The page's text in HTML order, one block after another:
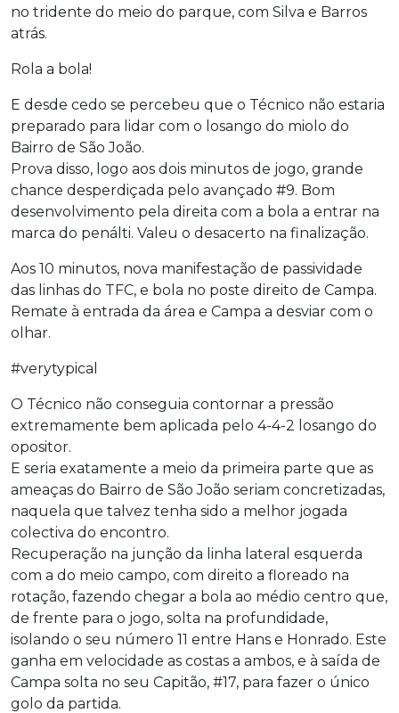
no tridente do meio do parque, com Silva e Barros
atrás.
Rola a bola!
E desde cedo se percebeu que o Técnico não estaria
preparado para lidar com o losango do miolo do
Bairro de São João.
Prova disso, logo aos dois minutos de jogo, grande
chance desperdiçada pelo avançado #9. Bom
desenvolvimento pela direita com a bola a entrar na
marca do penálti. Valeu o desacerto na finalização.
Aos 10 minutos, nova manifestação de passividade
das linhas do TFC, e bola no poste direito de Campa.
Remate à entrada da área e Campa a desviar com o
olhar.
#verytypical
O Técnico não conseguia contornar a pressão
extremamente bem aplicada pelo 4-4-2 losango do
opositor.
E seria exatamente a meio da primeira parte que as
ameaças do Bairro de São João seriam concretizadas,
naquela que talvez tenha sido a melhor jogada
colectiva do encontro.
Recuperação na junção da linha lateral esquerda
com a do meio campo, com direito a floreado na
rotação, fazendo chegar a bola ao médio centro que,
de frente para o jogo, solta na profundidade,
isolando o seu número 11 entre Hans e Honrado. Este
ganha em velocidade as costas a ambos, e à saída de
Campa solta no seu Capitão, #17, para fazer o único
golo da partida.